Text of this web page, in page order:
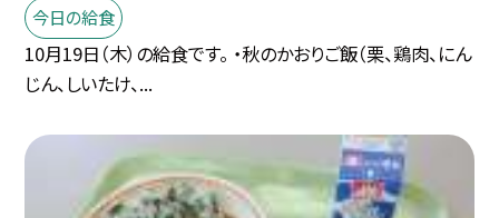
今日の給食
10月19日（木）の給食です。 ・秋のかおりご飯（栗、鶏肉、にん
じん、しいたけ、...